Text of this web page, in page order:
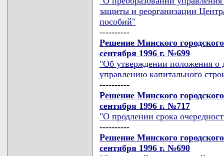
защиты и реорганизации
пособий"
----------
Решение Минского
сентября 1996 г. №699
"Об утверждении положения о
управлению капитального
----------
Решение Минского
сентября 1996 г. №717
"О продлении срока
----------
Решение Минского
сентября 1996 г. №690